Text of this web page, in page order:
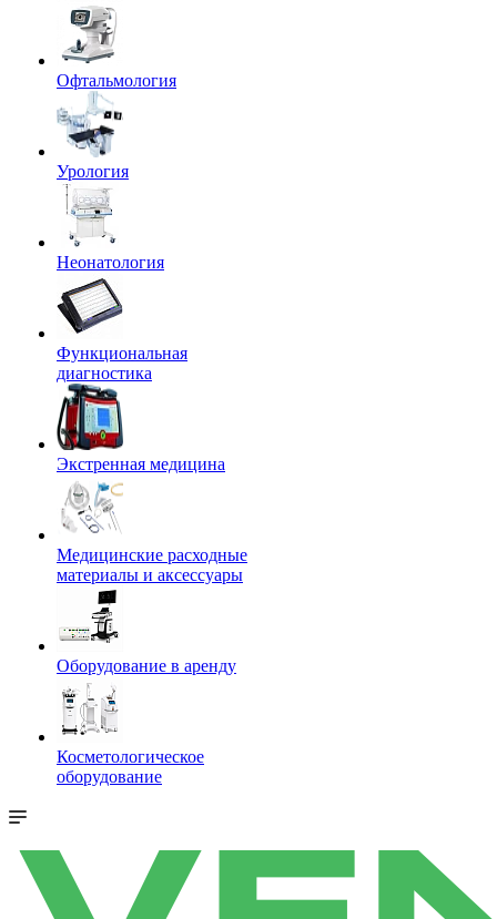
Офтальмология
Урология
Неонатология
Функциональная
диагностика
Экстренная медицина
Медицинские расходные
материалы и аксессуары
Оборудование в аренду
Косметологическое
оборудование